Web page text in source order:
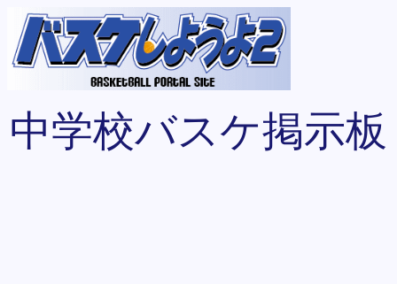
中学校バスケ掲示板